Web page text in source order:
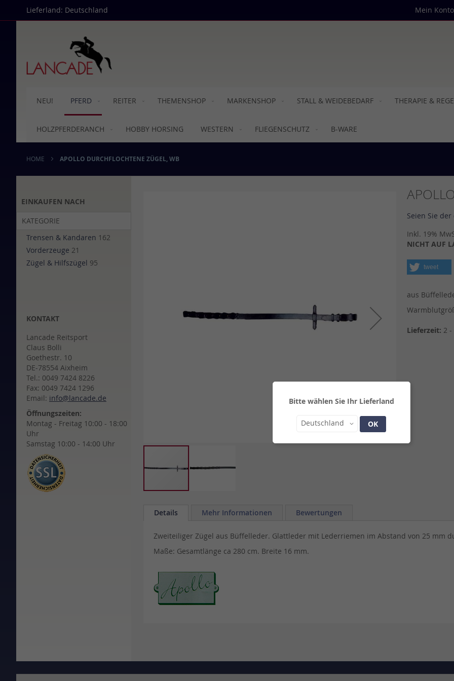
Mein Konto
Direkt
zum
Lieferland: Deutschland
Bitte wählen Sie Ihr Lieferland
Land
Deutschland OK
NEU! PFERD REITER THEMENSHOP MARKENSHOP STALL & WEIDEBEDARF THERAPIE &
HOLZPFERDERANCH HOBBY HORSING WESTERN FLIEGENSCHUTZ B-WARE
HOME APOLLO DURCHFLOCHTENE ZÜGEL, WB
the
images
Seien Sie
Inkl. 19%
NICHT AUF
tweet
aus
Lieferzeit: 2 -
Details
Zweiteiliger Zügel aus Büffelleder. Glattleder mit Lederriemen im Abstand von 25 mm
Maße: Gesamtlänge ca 280 cm. Breite 16 mm.
Mehr Informationen Bewertungen
EINKAUFEN NACH
KATEGORIE
Trensen & Kandaren 162
Vorderzeuge 21
Zügel & Hilfszügel 95
KONTAKT
Lancade Reitsport
Claus Bolli
Goethestr. 10
DE-78554 Aixheim
Tel.: 0049 7424 8226
Fax: 0049 7424 1296
Email: info@lancade.de
Öffnungszeiten:
Montag - Freitag 10:00 - 18:00
Uhr
Samstag 10:00 - 14:00 Uhr